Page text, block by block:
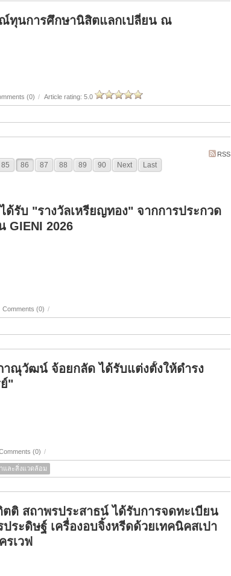
ทุนการศึกษานิสิตแลกเปลี่ยน ณ
(0) / Article rating: 5.0
RSS
85 86 87 88 89 90 Next Last
รับ "รางวัลเหรียญทอง" จากการประกวด
GIENI 2026
Comments (0) /
าณุวัฒน์ จ้อยกลัด ได้รับแต่งตั้งให้ดำรง
"
(0) /
และสิ่งแวดล้อม
ติ สถาพรประสาธน์ ได้รับการจดทะเบียน
ระดิษฐ์ เครื่องอบจิ้งหรีดด้วยเทคนิคสเปา
รเวฟ